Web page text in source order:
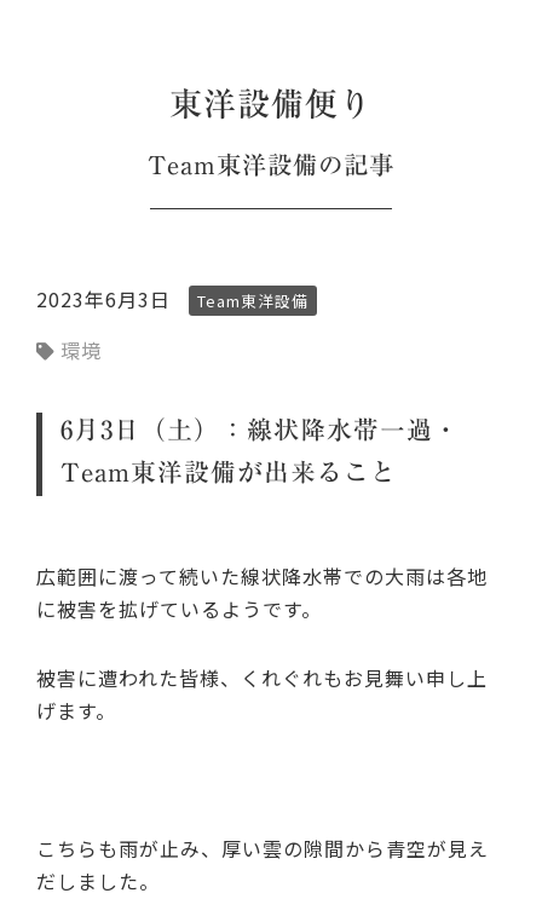
東洋設備便り
Team東洋設備 の記事
2023年6月3日 Team東洋設備
環境
6月3日（土）：線状降水帯一過・
Team東洋設備が出来ること
広範囲に渡って続いた線状降水帯での大雨は各地
に被害を拡げているようです。
被害に遭われた皆様、くれぐれもお見舞い申し上
げます。
こちらも雨が止み、厚い雲の隙間から青空が見え
だしました。